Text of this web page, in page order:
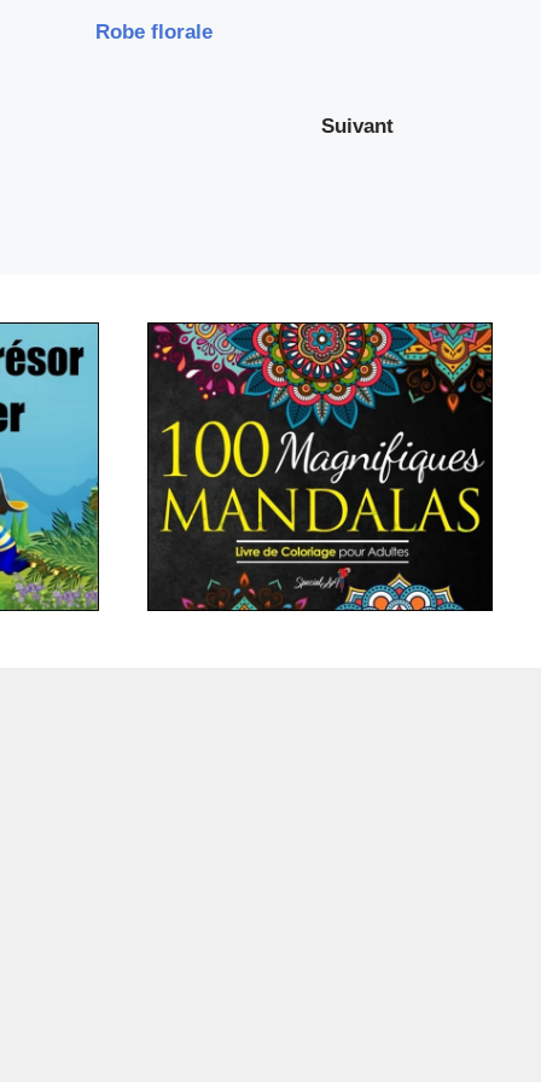
Robe florale
Suivant